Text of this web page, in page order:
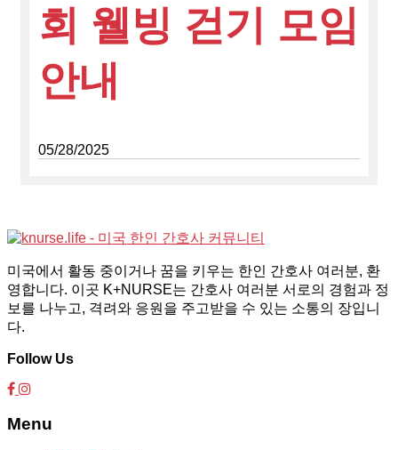
회 웰빙 걷기 모임
안내
05/28/2025
미국에서 활동 중이거나 꿈을 키우는 한인 간호사 여러분, 환
영합니다. 이곳 K+NURSE는 간호사 여러분 서로의 경험과 정
보를 나누고, 격려와 응원을 주고받을 수 있는 소통의 장입니
다.
Follow Us
Menu